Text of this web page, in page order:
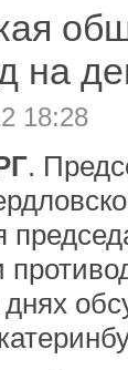
на
18:28
.